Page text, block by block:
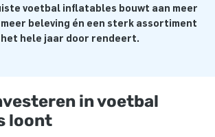
voetbal inflatables bouwt aan meer
beleving én een sterk assortiment
hele jaar door rendeert.
in voetbal
loont